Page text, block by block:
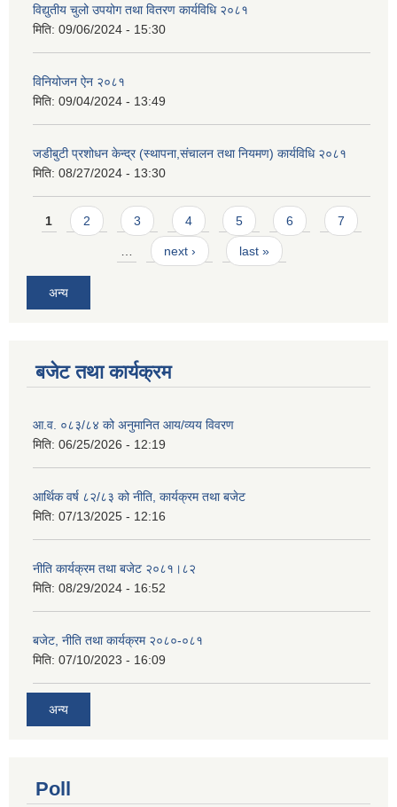
विद्युतीय चुलो उपयोग तथा वितरण कार्यविधि २०८१
मिति: 09/06/2024 - 15:30
विनियोजन ऐन २०८१
मिति: 09/04/2024 - 13:49
जडीबुटी प्रशोधन केन्द्र (स्थापना,संचालन तथा नियमण) कार्यविधि २०८१
मिति: 08/27/2024 - 13:30
Pages
1 2 3 4 5 6 7
… next › last »
अन्य
बजेट तथा कार्यक्रम
आ.व. ०८३/८४ को अनुमानित आय/व्यय विवरण
मिति: 06/25/2026 - 12:19
आर्थिक वर्ष ८२/८३ को नीति, कार्यक्रम तथा बजेट
मिति: 07/13/2025 - 12:16
नीति कार्यक्रम तथा बजेट २०८१।८२
मिति: 08/29/2024 - 16:52
बजेट, नीति तथा कार्यक्रम २०८०-०८१
मिति: 07/10/2023 - 16:09
अन्य
Poll